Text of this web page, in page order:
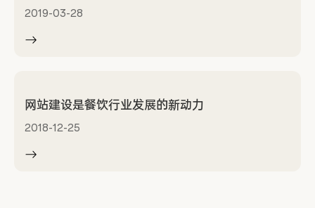
2019-03-28
网站建设是餐饮行业发展的新动力
2018-12-25